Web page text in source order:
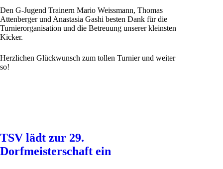
Den G-Jugend Trainern Mario Weissmann, Thomas
Attenberger und Anastasia Gashi besten Dank für die
Turnierorganisation und die Betreuung unserer kleinsten
Kicker.
Herzlichen Glückwunsch zum tollen Turnier und weiter
so!
TSV lädt zur 29.
Dorfmeisterschaft ein